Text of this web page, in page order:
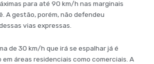
para até 90 km/h nas marginais
A gestão, porém, não defendeu
vias expressas.
de 30 km/h que irá se espalhar já é
áreas residenciais como comerciais. A